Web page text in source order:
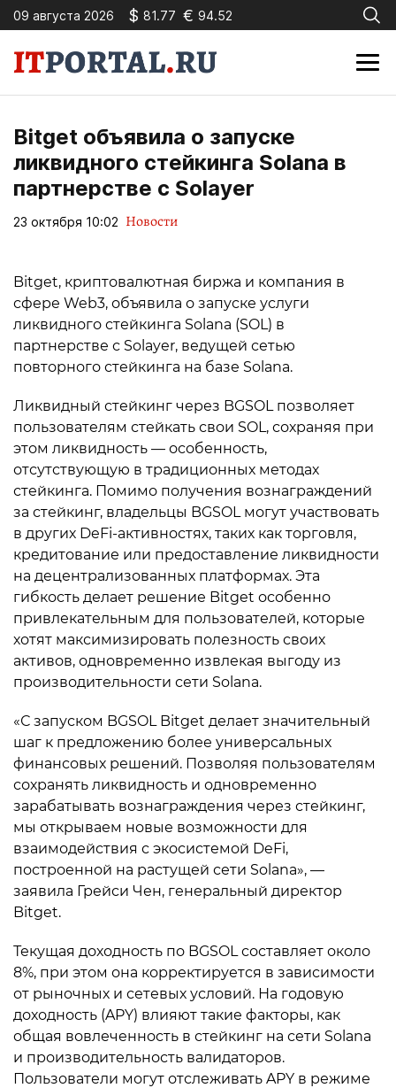
09 августа 2026 $ 81.77 € 94.52
Bitget объявила о запуске
ликвидного стейкинга Solana в
партнерстве с Solayer
23 октября 10:02 Новости
Bitget, криптовалютная биржа и компания в
сфере Web3, объявила о запуске услуги
ликвидного стейкинга Solana (SOL) в
партнерстве с Solayer, ведущей сетью
повторного стейкинга на базе Solana.
Ликвидный стейкинг через BGSOL позволяет
пользователям стейкать свои SOL, сохраняя при
этом ликвидность — особенность,
отсутствующую в традиционных методах
стейкинга. Помимо получения вознаграждений
за стейкинг, владельцы BGSOL могут участвовать
в других DeFi-активностях, таких как торговля,
кредитование или предоставление ликвидности
на децентрализованных платформах. Эта
гибкость делает решение Bitget особенно
привлекательным для пользователей, которые
хотят максимизировать полезность своих
активов, одновременно извлекая выгоду из
производительности сети Solana.
«С запуском BGSOL Bitget делает значительный
шаг к предложению более универсальных
финансовых решений. Позволяя пользователям
сохранять ликвидность и одновременно
зарабатывать вознаграждения через стейкинг,
мы открываем новые возможности для
взаимодействия с экосистемой DeFi,
построенной на растущей сети Solana», —
заявила Грейси Чен, генеральный директор
Bitget.
Текущая доходность по BGSOL составляет около
8%, при этом она корректируется в зависимости
от рыночных и сетевых условий. На годовую
доходность (APY) влияют такие факторы, как
общая вовлеченность в стейкинг на сети Solana
и производительность валидаторов.
Пользователи могут отслеживать APY в режиме